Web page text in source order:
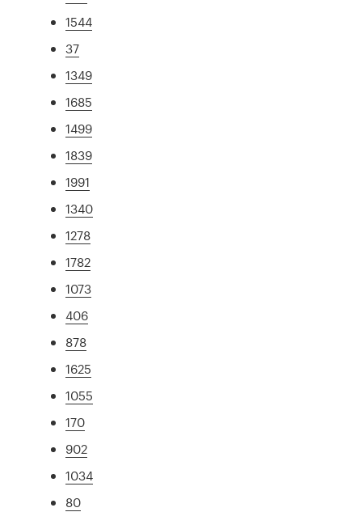
1544
37
1349
1685
1499
1839
1991
1340
1278
1782
1073
406
878
1625
1055
170
902
1034
80